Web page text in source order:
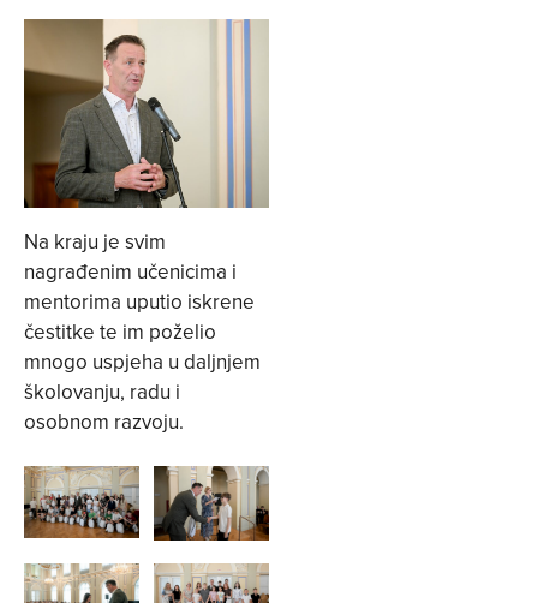
Na kraju je svim
nagrađenim učenicima i
mentorima uputio iskrene
čestitke te im poželio
mnogo uspjeha u daljnjem
školovanju, radu i
osobnom razvoju.